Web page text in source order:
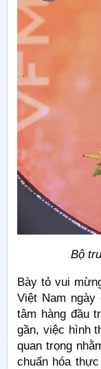
Bộ
Bày tỏ vui
Việt Nam
tâm hàng đầu
gần, việc hình
quan trọng
chuẩn hóa